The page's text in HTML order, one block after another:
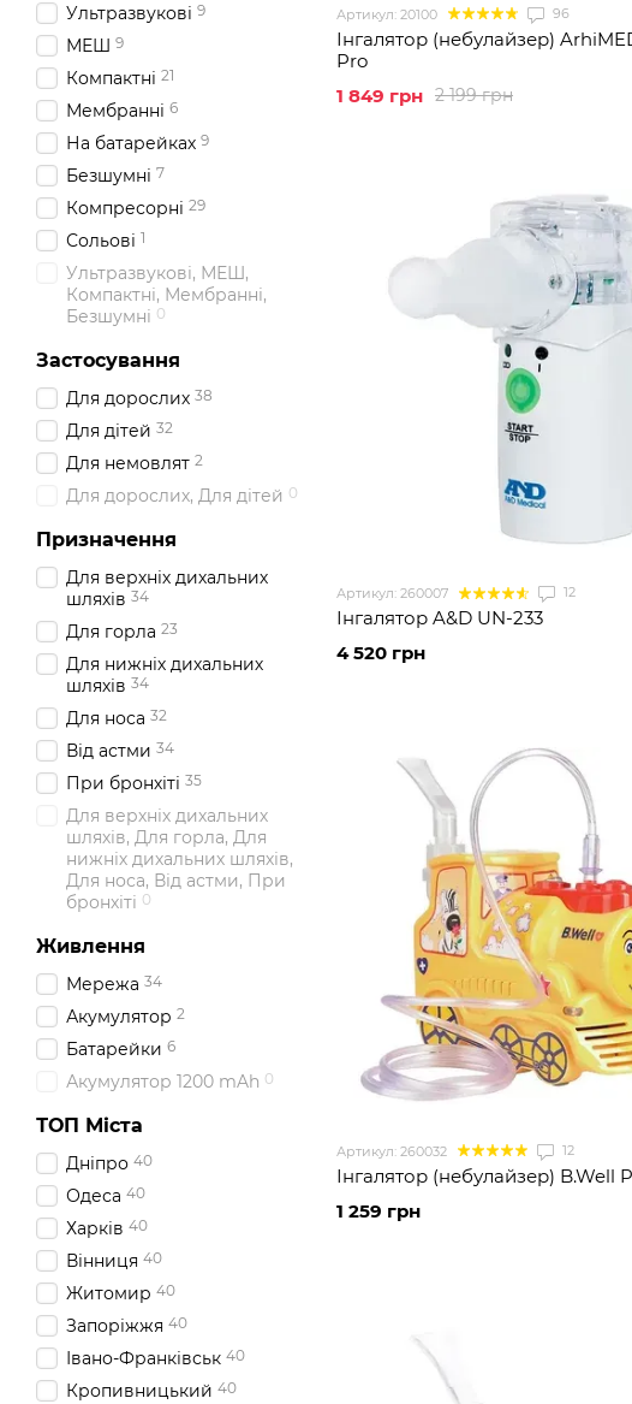
Артикул: 20100 96
Інгалятор (небулайзер)
Pro
2 199 грн
1 849 грн
Артикул: 260007 12
Інгалятор A&D UN-233
4 520 грн
Артикул: 260032 12
Інгалятор (небулайзер) B.Well
1 259 грн
Ультразвукові 9
МЕШ 9
Компактні 21
Мембранні 6
На батарейках 9
Безшумні 7
Компресорні 29
Сольові 1
Ультразвукові, МЕШ,
Компактні, Мембранні,
Безшумні 0
Застосування
Для дорослих 38
Для дітей 32
Для немовлят 2
Для дорослих, Для дітей 0
Призначення
Для верхніх дихальних
шляхів 34
Для горла 23
Для нижніх дихальних
шляхів 34
Для носа 32
Від астми 34
При бронхіті 35
Для верхніх дихальних
шляхів, Для горла, Для
нижніх дихальних шляхів,
Для носа, Від астми, При
бронхіті 0
Живлення
Мережа 34
Акумулятор 2
Батарейки 6
Акумулятор 1200 mAh 0
ТОП Міста
Дніпро 40
Одеса 40
Харків 40
Вінниця 40
Житомир 40
Запоріжжя 40
Івано-Франківськ 40
Кропивницький 40